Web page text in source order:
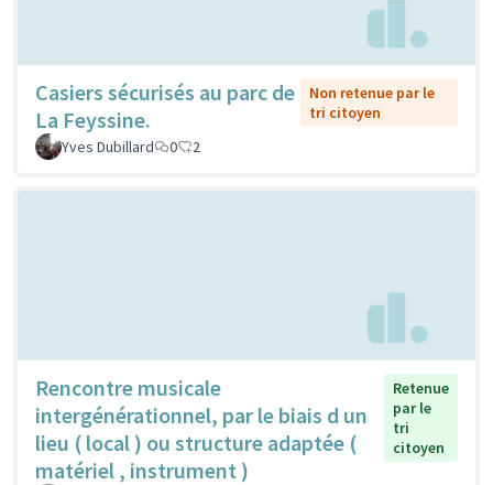
Casiers sécurisés au parc de
La Feyssine.
Non retenue par le
tri citoyen
Yves Dubillard
0 2
Rencontre musicale
intergénérationnel, par le biais d un
lieu ( local ) ou structure adaptée (
matériel , instrument )
Retenue
par le
tri
citoyen